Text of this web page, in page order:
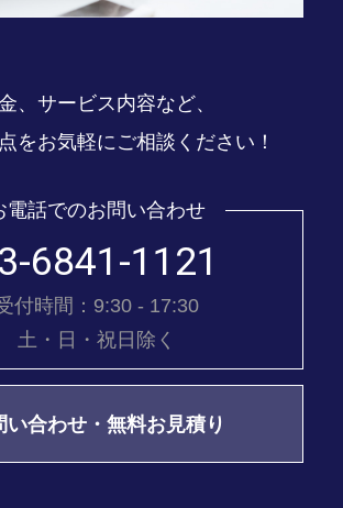
、サービス内容など、
をお気軽にご相談ください！
電話でのお問い合わせ
6841-1121
付時間：9:30 - 17:30
土・日・祝日除く
い合わせ・無料お見積り